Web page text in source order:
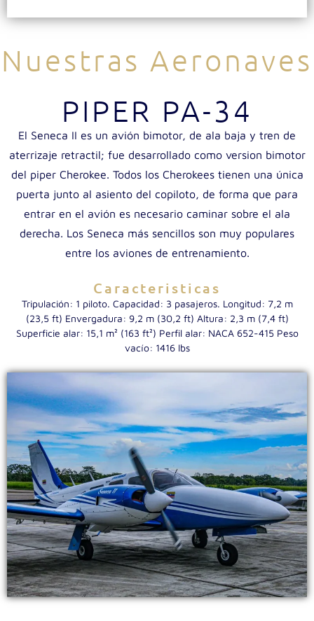
Nuestras Aeronaves
PIPER PA-34
El Seneca II es un avión bimotor, de ala baja y tren de
aterrizaje retractil; fue desarrollado como version bimotor
del piper Cherokee. Todos los Cherokees tienen una única
puerta junto al asiento del copiloto, de forma que para
entrar en el avión es necesario caminar sobre el ala
derecha. Los Seneca más sencillos son muy populares
entre los aviones de entrenamiento.
Caracteristicas
Tripulación: 1 piloto. Capacidad: 3 pasajeros. Longitud: 7,2 m
(23,5 ft) Envergadura: 9,2 m (30,2 ft) Altura: 2,3 m (7,4 ft)
Superficie alar: 15,1 m² (163 ft²) Perfil alar: NACA 652-415 Peso
vacío: 1416 lbs